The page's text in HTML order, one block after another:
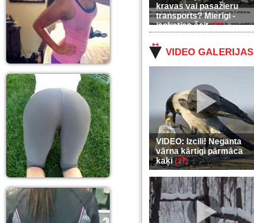
kravas vai pasažieru
transports? Mierīgi -
ieskaties šeit(35)
VIDEO GALERIJAS
VIDEO: Izcili! Neganta
vārna kārtīgi pārmāca
kaķi(37)